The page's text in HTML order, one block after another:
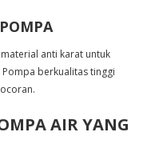
anti karat untuk
berkualitas tinggi
AIR YANG